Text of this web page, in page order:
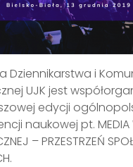
Dziennikarstwa i
UJK jest
edycji
naukowej pt. MEDIA
– PRZESTRZEŃ